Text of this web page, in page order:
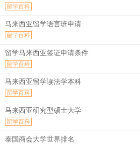
留学百科
马来西亚留学语言班申请
留学百科
留学马来西亚签证申请条件
留学百科
马来西亚留学读法学本科
留学百科
马来西亚研究型硕士大学
留学百科
泰国商会大学世界排名